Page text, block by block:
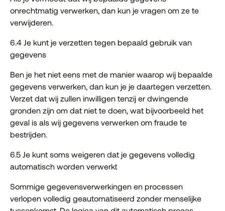
onrechtmatig verwerken, dan kun je vragen om ze te
verwijderen.
6.4 Je kunt je verzetten tegen bepaald gebruik van
gegevens
Ben je het niet eens met de manier waarop wij bepaalde
gegevens verwerken, dan kun je je daartegen verzetten.
Verzet dat wij zullen inwilligen tenzij er dwingende
gronden zijn om dat niet te doen, wat bijvoorbeeld het
geval is als wij gegevens verwerken om fraude te
bestrijden.
6.5 Je kunt soms weigeren dat je gegevens volledig
automatisch worden verwerkt
Sommige gegevensverwerkingen en processen
verlopen volledig geautomatiseerd zonder menselijke